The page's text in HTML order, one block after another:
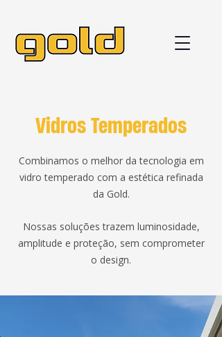
Vidros Temperados
Combinamos o melhor da tecnologia em
vidro temperado com a estética refinada
da Gold.
Nossas soluções trazem luminosidade,
amplitude e proteção, sem comprometer
o design.